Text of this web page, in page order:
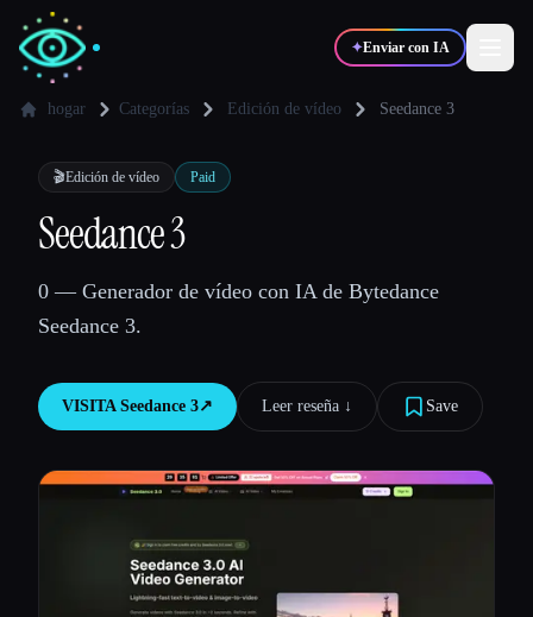
✦Enviar con IA
✍️Escritores
💻
🎓Estudiantes
Todas las categorías
hogar Categorías Edición de vídeo Seedance 3
🎬Edición de vídeo Paid
Seedance 3
0 — Generador de vídeo con IA de Bytedance
Seedance 3.
VISITA Seedance 3↗︎ Leer reseña ↓︎ Save